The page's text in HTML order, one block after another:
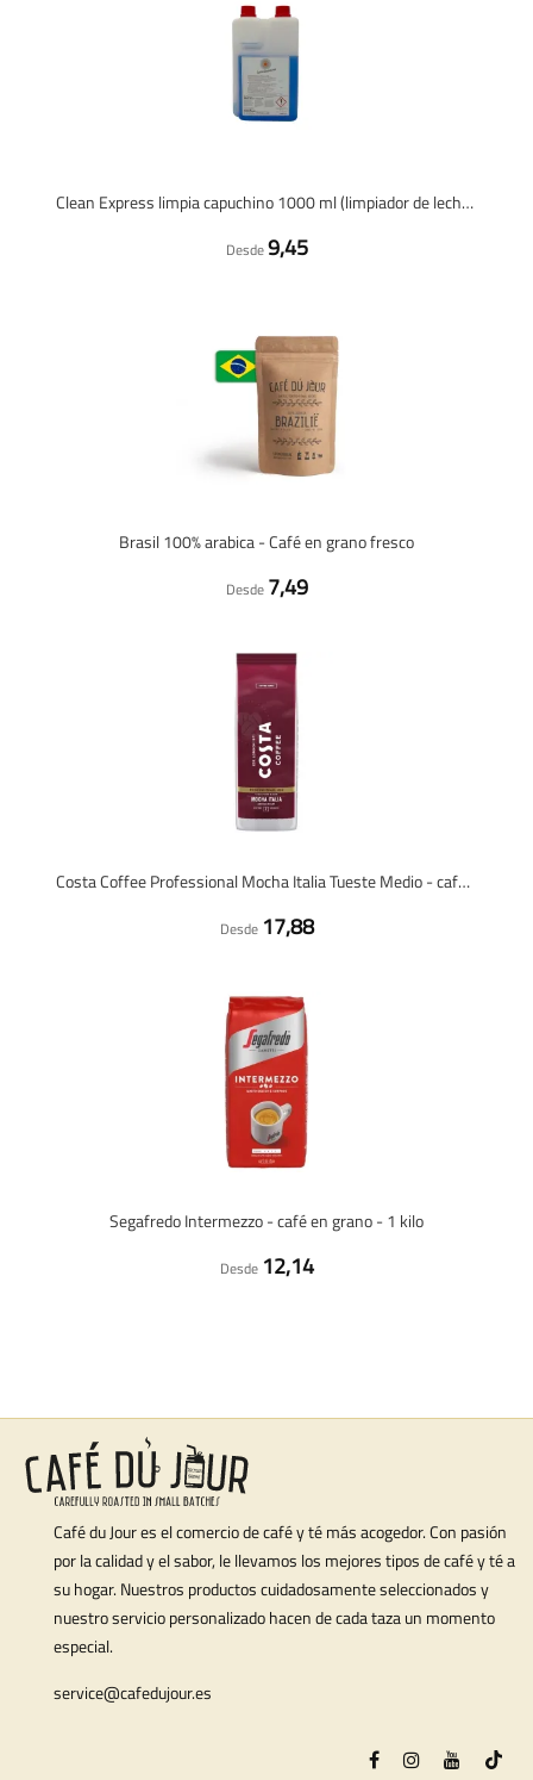
Clean Express limpia capuchino 1000 ml (limpiador de leche / limpiador de capuchino)
Desde9,45
Brasil 100% arabica - Café en grano fresco
Desde 7,49
Costa Coffee Professional Mocha Italia Tueste Medio - café en grano - 1 kilo
Desde 17,88
Segafredo Intermezzo - café en grano - 1 kilo
Desde 12,14
Café du Jour es el comercio de café y té más acogedor. Con pasión
por la calidad y el sabor, le llevamos los mejores tipos de café y té a
su hogar. Nuestros productos cuidadosamente seleccionados y
nuestro servicio personalizado hacen de cada taza un momento
especial.
service@cafedujour.es